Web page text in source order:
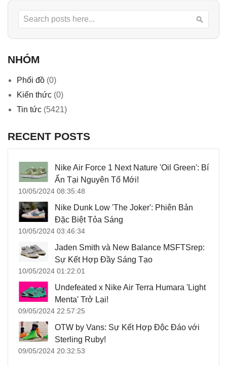
Search
NHÓM
Phối đồ (0)
Kiến thức (0)
Tin tức (5421)
RECENT POSTS
Nike Air Force 1 Next Nature 'Oil Green': Bí
Ẩn Tại Nguyên Tố Mới!
10/05/2024 08:35:48
Nike Dunk Low 'The Joker': Phiên Bản
Đặc Biệt Tỏa Sáng
10/05/2024 03:46:34
Jaden Smith và New Balance MSFTSrep:
Sự Kết Hợp Đầy Sáng Tạo
10/05/2024 01:22:01
Undefeated x Nike Air Terra Humara 'Light
Menta' Trở Lại!
09/05/2024 22:57:25
OTW by Vans: Sự Kết Hợp Độc Đáo với
Sterling Ruby!
09/05/2024 20:32:53